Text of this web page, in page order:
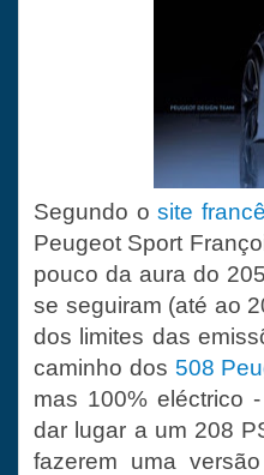
Segundo osite
Peugeot Sport
pouco da aura do
se seguiram (até ao
dos limites das
caminho dos 508
mas 100% eléctrico
dar lugar a um 208
fazerem uma